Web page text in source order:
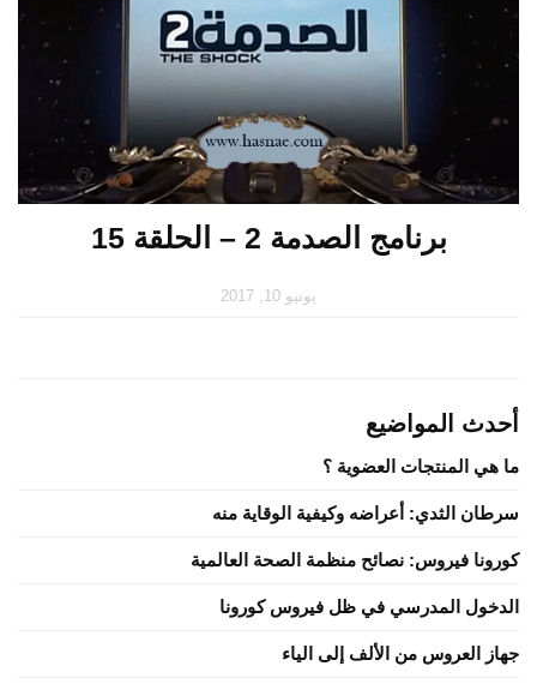
برنامج الصدمة 2 – الحلقة 15
يونيو 10, 2017
أحدث المواضيع
ما هي المنتجات العضوية ؟
سرطان الثدي: أعراضه وكيفية الوقاية منه
كورونا فيروس: نصائح منظمة الصحة العالمية
الدخول المدرسي في ظل فيروس كورونا
جهاز العروس من الألف إلى الياء